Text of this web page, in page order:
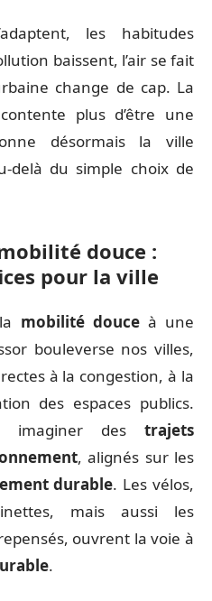
les habitudes
baissent, l’air se fait
change de cap. La
plus d’être une
désormais la ville
delà du simple choix de
douce :
pour la ville
mobilité douceà une
bouleverse nos villes,
à la congestion, à la
des espaces publics.
imaginer des trajets
, alignés sur les
durable. Les vélos,
mais aussi les
ouvrent la voie à
.